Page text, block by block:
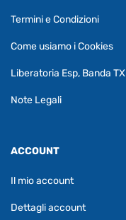
Termini e Condizioni
Come usiamo i Cookies
Liberatoria Esp, Banda TX
Note Legali
ACCOUNT
Il mio account
Dettagli account